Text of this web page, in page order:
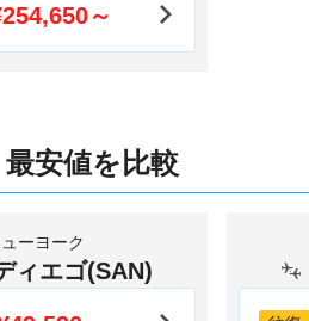
～
安値を比較
ーヨーク
ィエゴ(SAN)